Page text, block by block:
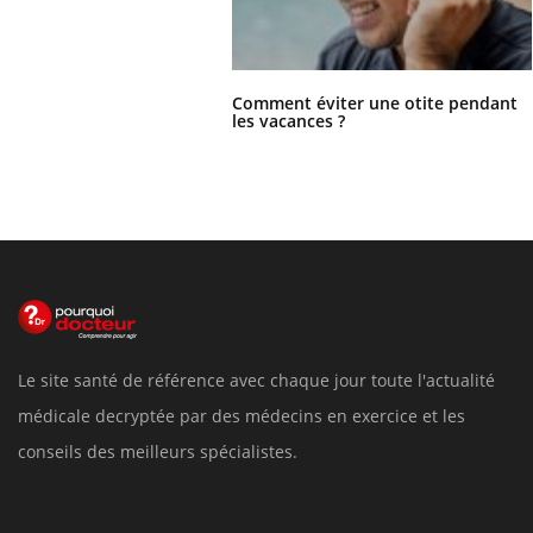
Comment éviter une otite pendant
les vacances ?
Le site santé de référence avec chaque jour toute l'actualité
médicale decryptée par des médecins en exercice et les
conseils des meilleurs spécialistes.